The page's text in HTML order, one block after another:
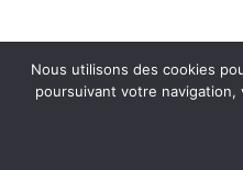
Nous utilisons des cookies
poursuivant votre